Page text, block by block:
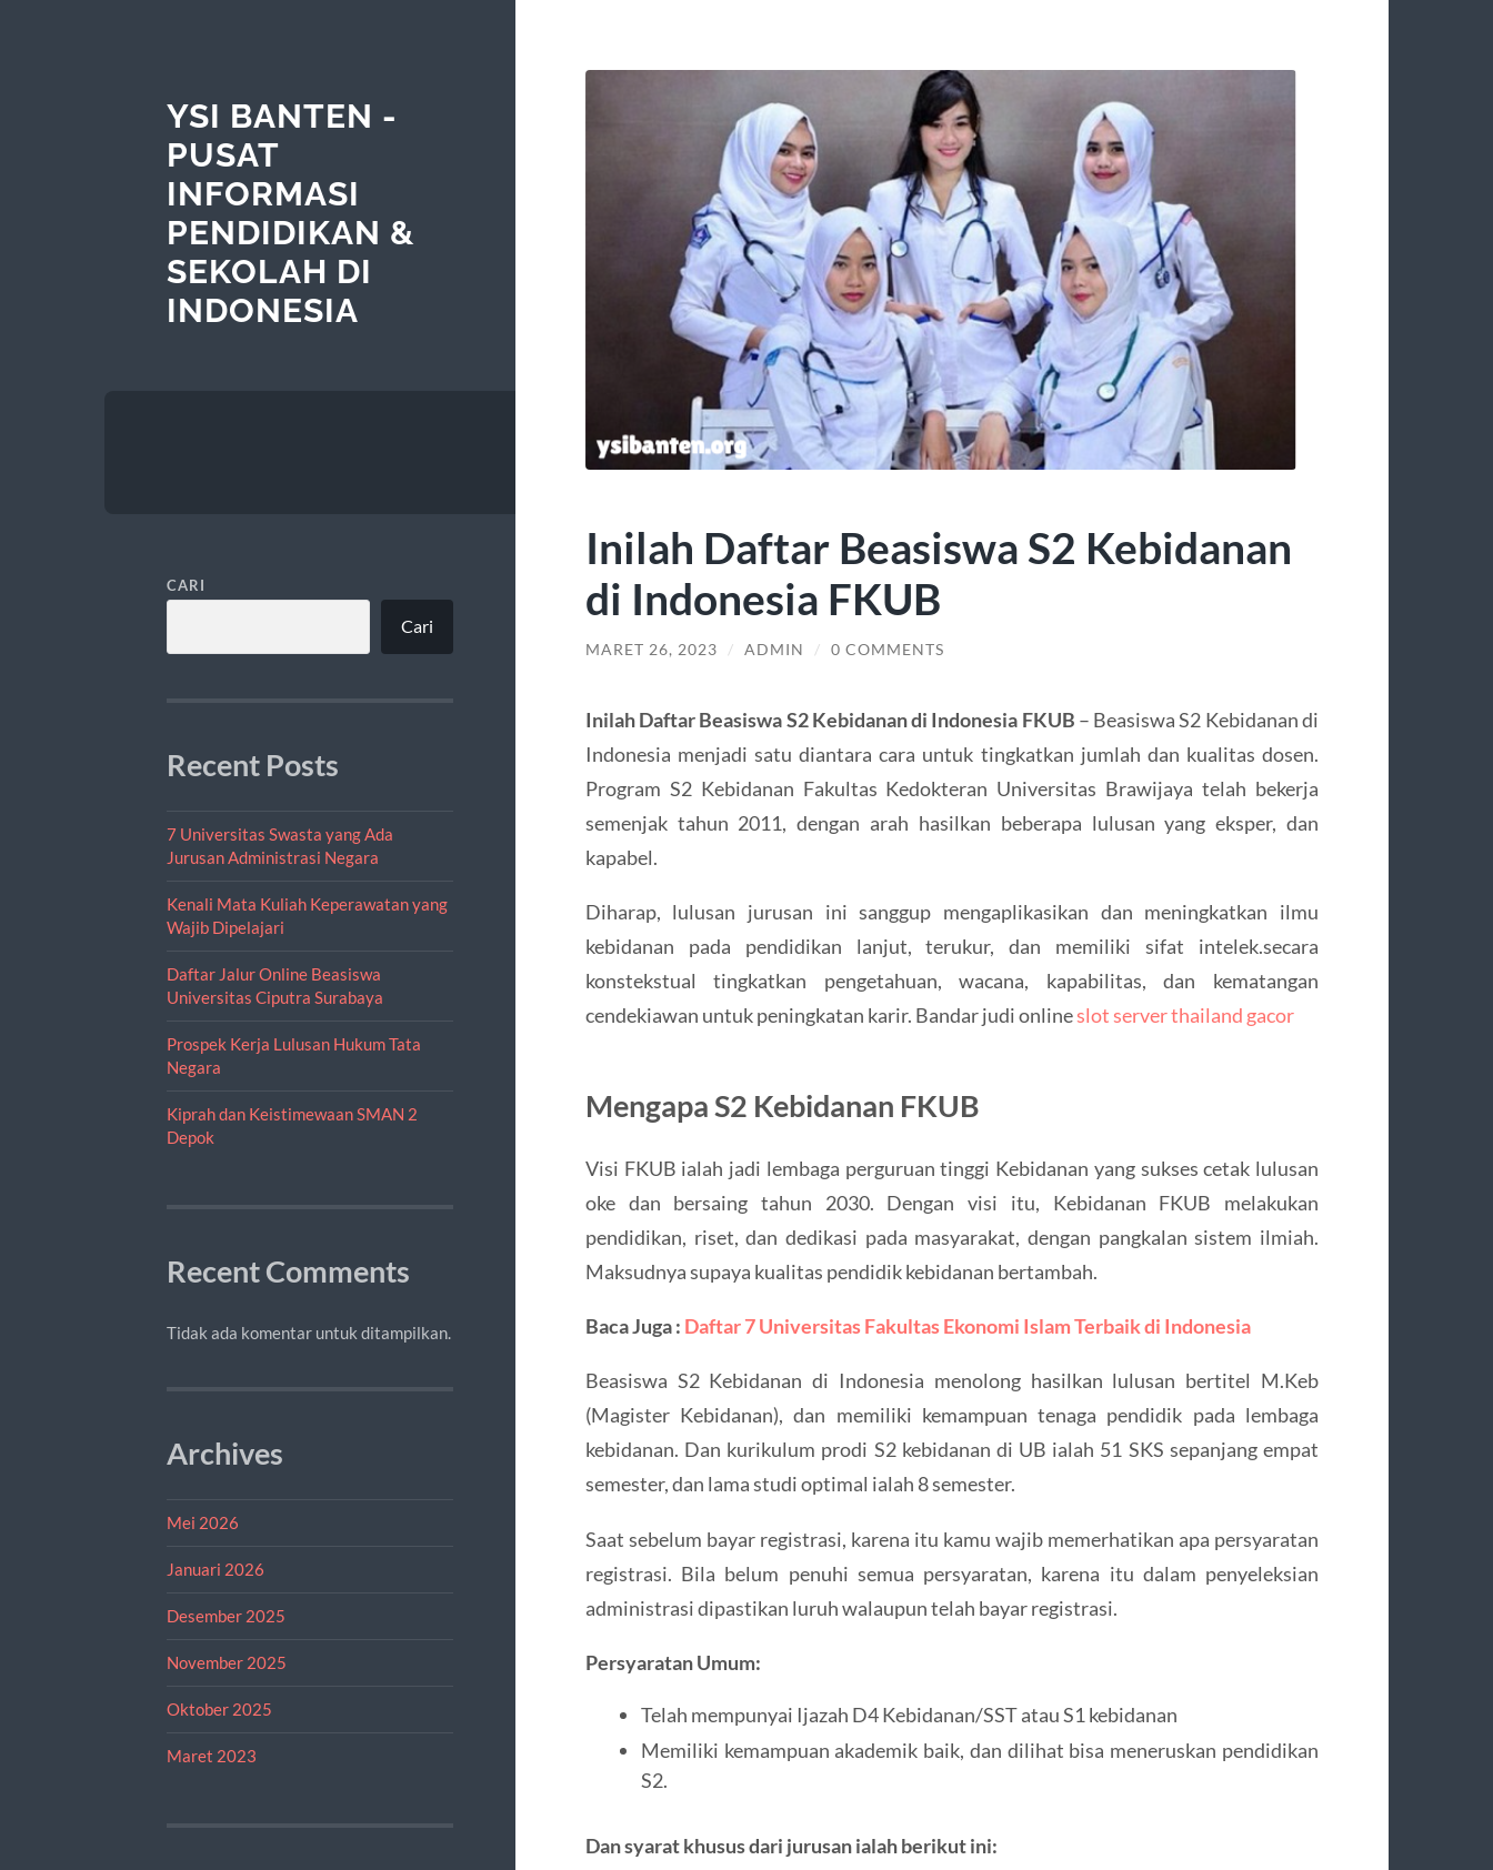
YSI BANTEN -
PUSAT
INFORMASI
PENDIDIKAN &
SEKOLAH DI
INDONESIA
CARI
Cari
Recent Posts
7 Universitas Swasta yang Ada
Jurusan Administrasi Negara
Kenali Mata Kuliah Keperawatan yang
Wajib Dipelajari
Daftar Jalur Online Beasiswa
Universitas Ciputra Surabaya
Prospek Kerja Lulusan Hukum Tata
Negara
Kiprah dan Keistimewaan SMAN 2
Depok
Recent Comments
Tidak ada komentar untuk ditampilkan.
Archives
Mei 2026
Januari 2026
Desember 2025
November 2025
Oktober 2025
Maret 2023
Inilah Daftar Beasiswa S2 Kebidanan
di Indonesia FKUB
MARET 26, 2023 / ADMIN / 0 COMMENTS
Inilah Daftar Beasiswa S2 Kebidanan di Indonesia FKUB – Beasiswa S2 Kebidanan di
Indonesia menjadi satu diantara cara untuk tingkatkan jumlah dan kualitas dosen.
Program S2 Kebidanan Fakultas Kedokteran Universitas Brawijaya telah bekerja
semenjak tahun 2011, dengan arah hasilkan beberapa lulusan yang eksper, dan
kapabel.
Diharap, lulusan jurusan ini sanggup mengaplikasikan dan meningkatkan ilmu
kebidanan pada pendidikan lanjut, terukur, dan memiliki sifat intelek.secara
konstekstual tingkatkan pengetahuan, wacana, kapabilitas, dan kematangan
cendekiawan untuk peningkatan karir. Bandar judi onlineslot server thailand gacor
Mengapa S2 Kebidanan FKUB
Visi FKUB ialah jadi lembaga perguruan tinggi Kebidanan yang sukses cetak lulusan
oke dan bersaing tahun 2030. Dengan visi itu, Kebidanan FKUB melakukan
pendidikan, riset, dan dedikasi pada masyarakat, dengan pangkalan sistem ilmiah.
Maksudnya supaya kualitas pendidik kebidanan bertambah.
Baca Juga : Daftar 7 Universitas Fakultas Ekonomi Islam Terbaik di Indonesia
Beasiswa S2 Kebidanan di Indonesia menolong hasilkan lulusan bertitel M.Keb
(Magister Kebidanan), dan memiliki kemampuan tenaga pendidik pada lembaga
kebidanan. Dan kurikulum prodi S2 kebidanan di UB ialah 51 SKS sepanjang empat
semester, dan lama studi optimal ialah 8 semester.
Saat sebelum bayar registrasi, karena itu kamu wajib memerhatikan apa persyaratan
registrasi. Bila belum penuhi semua persyaratan, karena itu dalam penyeleksian
administrasi dipastikan luruh walaupun telah bayar registrasi.
Persyaratan Umum:
Telah mempunyai Ijazah D4 Kebidanan/SST atau S1 kebidanan
Memiliki kemampuan akademik baik, dan dilihat bisa meneruskan pendidikan
S2.
Dan syarat khusus dari jurusan ialah berikut ini: